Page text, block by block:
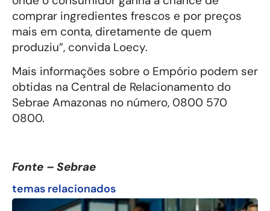
comprar ingredientes frescos e por preços
mais em conta, diretamente de quem
produziu”, convida Loecy.
Mais informações sobre o Empório podem ser
obtidas na Central de Relacionamento do
Sebrae Amazonas no número, 0800 570
0800.
Fonte – Sebrae
temas relacionados